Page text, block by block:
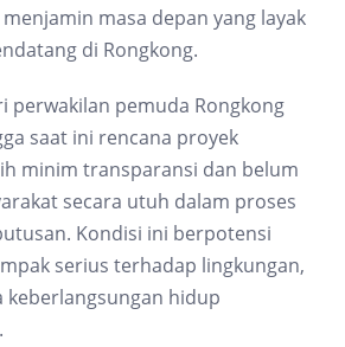
masa depan yang layak
di Rongkong.
perwakilan pemuda Rongkong
saat ini rencana proyek
minim transparansi dan belum
secara utuh dalam proses
Kondisi ini berpotensi
serius terhadap lingkungan,
keberlangsungan hidup